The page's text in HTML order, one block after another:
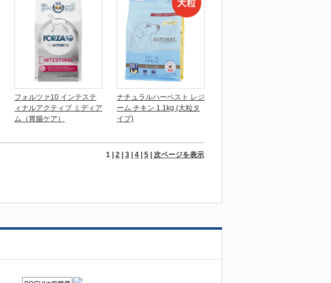
フォルツァ10 インテステ
ィナルアクティブ ミディア
ム（胃腸ケア）
ナチュラルハーベスト レジ
ーム チキン 1.1kg (大粒タ
イプ)
1 | 2 3 4 5 次ページを表示